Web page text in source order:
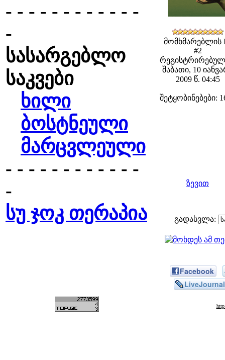
- - - - - - - - - - - -
-
სასარგებლო
საკვები
ხილი
ბოსტნეული
მარცვლეული
- - - - - - - - - - - -
-
სუ ჯოკ თერაპია
მომხმარებლის
#2
შაბათი, 10
2009 წ. 04:45
შეტყობინებები:
ზევით
გადასვლა:
Facebook
LiveJournal